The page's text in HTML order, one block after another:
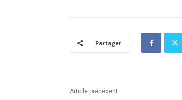
Partager
Article précédent